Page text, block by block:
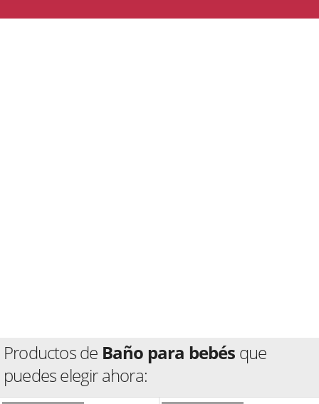
Productos de Baño para bebés que
puedes elegir ahora: